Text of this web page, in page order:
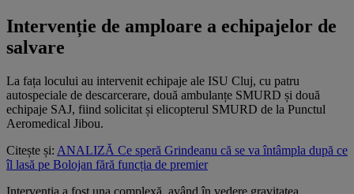
Intervenție de amploare a echipajelor de
salvare
La fața locului au intervenit echipaje ale ISU Cluj, cu patru
autospeciale de descarcerare, două ambulanțe SMURD și două
echipaje SAJ, fiind solicitat și elicopterul SMURD de la Punctul
Aeromedical Jibou.
Citește și: ANALIZĂ Ce speră Grindeanu că se va întâmpla după ce
îl lasă pe Bolojan fără funcția de premier
Intervenția a fost una complexă, având în vedere gravitatea